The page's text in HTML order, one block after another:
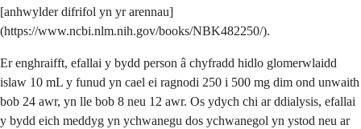
[anhwylder difrifol yn yr arennau]
(https://www.ncbi.nlm.nih.gov/books/NBK482250/).
Er enghraifft, efallai y bydd person â chyfradd hidlo glomerwlaidd
islaw 10 mL y funud yn cael ei ragnodi 250 i 500 mg dim ond unwaith
bob 24 awr, yn lle bob 8 neu 12 awr. Os ydych chi ar ddialysis, efallai
y bydd eich meddyg yn ychwanegu dos ychwanegol yn ystod neu ar